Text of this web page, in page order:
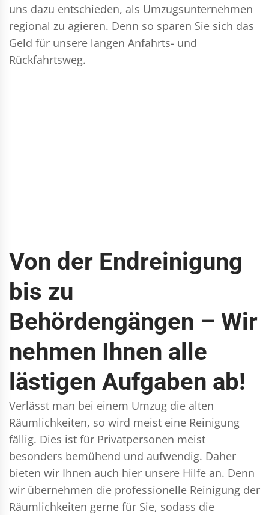
uns dazu entschieden, als Umzugsunternehmen
regional zu agieren. Denn so sparen Sie sich das
Geld für unsere langen Anfahrts- und
Rückfahrtsweg.
Von der Endreinigung
bis zu
Behördengängen – Wir
nehmen Ihnen alle
lästigen Aufgaben ab!
Verlässt man bei einem Umzug die alten
Räumlichkeiten, so wird meist eine Reinigung
fällig. Dies ist für Privatpersonen meist
besonders bemühend und aufwendig. Daher
bieten wir Ihnen auch hier unsere Hilfe an. Denn
wir übernehmen die professionelle Reinigung der
Räumlichkeiten gerne für Sie, sodass die